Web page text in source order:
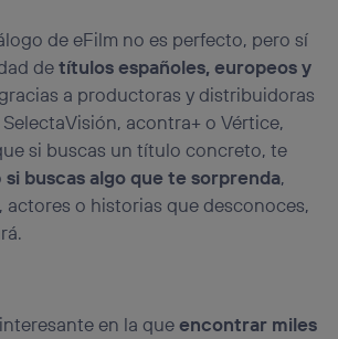
de eFilm no es perfecto, pero sí
detítulos españoles, europeos y
gracias a productoras y distribuidoras
acontra+ o Vértice,
si buscas un título concreto, te
si buscas algo que te sorprenda,
o historias que desconoces,
en la queencontrar miles